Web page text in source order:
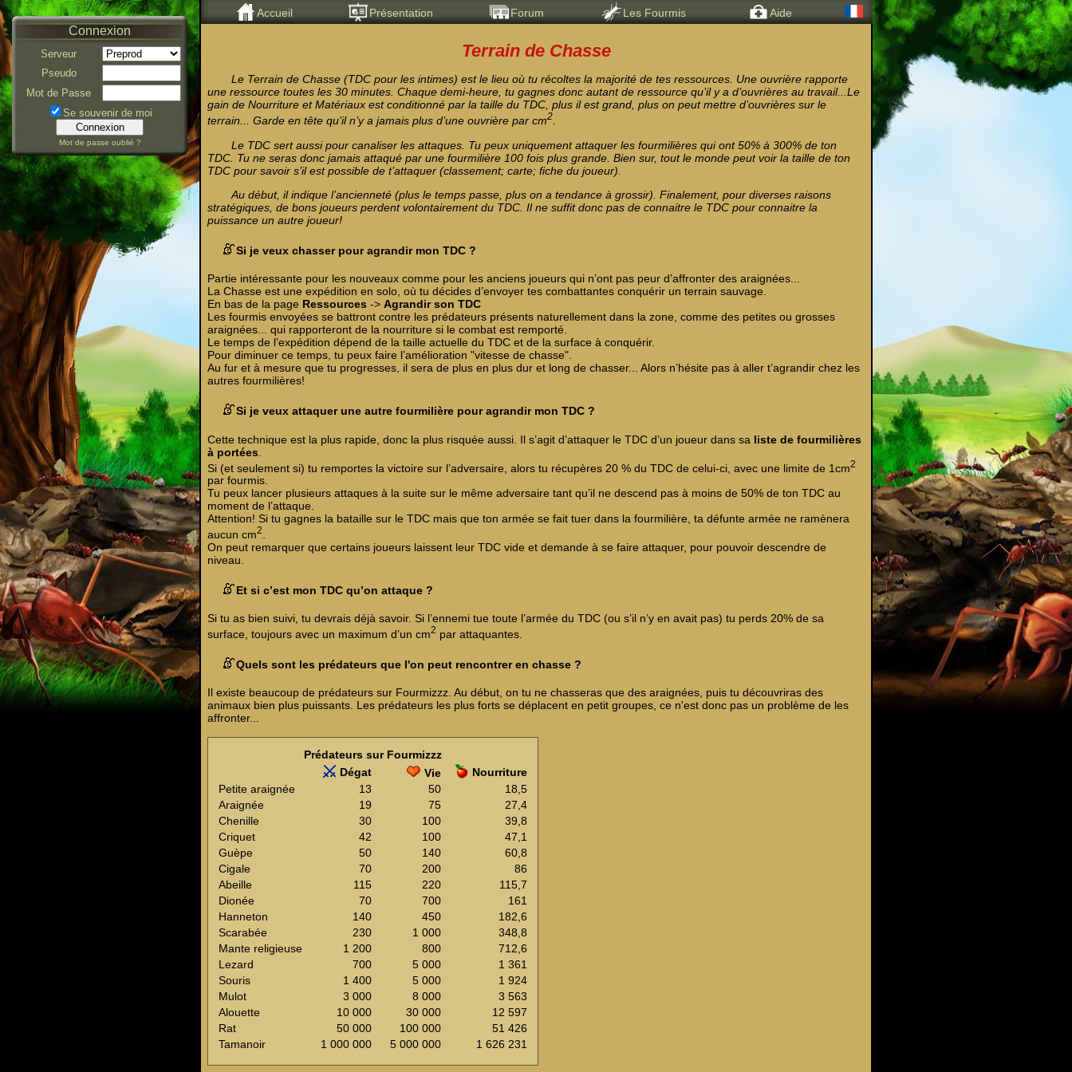
Connexion
Serveur
Pseudo
Mot de Passe
Se souvenir de moi
Mot de passe oublié ?
Accueil Présentation Forum Les Fourmis Aide
Terrain de Chasse
Le Terrain de Chasse (TDC pour les intimes) est le lieu où tu récoltes la majorité de tes ressources. Une ouvrière rapporte
une ressource toutes les 30 minutes. Chaque demi-heure, tu gagnes donc autant de ressource qu’il y a d’ouvrières au travail...Le
gain de Nourriture et Matériaux est conditionné par la taille du TDC, plus il est grand, plus on peut mettre d’ouvrières sur le
terrain... Garde en tête qu’il n’y a jamais plus d’une ouvrière par cm2
Le TDC sert aussi pour canaliser les attaques. Tu peux uniquement attaquer les fourmilières qui ont 50% à 300% de ton
TDC. Tu ne seras donc jamais attaqué par une fourmilière 100 fois plus grande. Bien sur, tout le monde peut voir la taille de ton
TDC pour savoir s’il est possible de t’attaquer (classement; carte; fiche du joueur).
Au début, il indique l’ancienneté (plus le temps passe, plus on a tendance à grossir). Finalement, pour diverses raisons
stratégiques, de bons joueurs perdent volontairement du TDC. Il ne suffit donc pas de connaitre le TDC pour connaitre la
puissance un autre joueur!
Si je veux chasser pour agrandir mon TDC ?
Partie intéressante pour les nouveaux comme pour les anciens joueurs qui n’ont pas peur d’affronter des araignées...
La Chasse est une expédition en solo, où tu décides d’envoyer tes combattantes conquérir un terrain sauvage.
En bas de la page Ressources -> Agrandir son TDC
Les fourmis envoyées se battront contre les prédateurs présents naturellement dans la zone, comme des petites ou grosses
araignées... qui rapporteront de la nourriture si le combat est remporté.
Le temps de l’expédition dépend de la taille actuelle du TDC et de la surface à conquérir.
Pour diminuer ce temps, tu peux faire l’amélioration "vitesse de chasse".
Au fur et à mesure que tu progresses, il sera de plus en plus dur et long de chasser... Alors n’hésite pas à aller t’agrandir chez les
autres fourmilières!
Si je veux attaquer une autre fourmilière pour agrandir mon TDC ?
Cette technique est la plus rapide, donc la plus risquée aussi. Il s’agit d’attaquer le TDC d’un joueur dans sa liste de fourmilières
à portées
Si (et seulement si) tu remportes la victoire sur l’adversaire, alors tu récupères 20 % du TDC de celui-ci, avec une limite de 1cm2
par fourmis.
Tu peux lancer plusieurs attaques à la suite sur le même adversaire tant qu’il ne descend pas à moins de 50% de ton TDC au
moment de l’attaque.
Attention! Si tu gagnes la bataille sur le TDC mais que ton armée se fait tuer dans la fourmilière, ta défunte armée ne ramènera
aucun cm2
On peut remarquer que certains joueurs laissent leur TDC vide et demande à se faire attaquer, pour pouvoir descendre de
niveau.
Et si c’est mon TDC qu’on attaque ?
Si tu as bien suivi, tu devrais déjà savoir. Si l’ennemi tue toute l’armée du TDC (ou s’il n’y en avait pas) tu perds 20% de sa
surface, toujours avec un maximum d’un cm2 par attaquantes.
Quels sont les prédateurs que l'on peut rencontrer en chasse ?
Il existe beaucoup de prédateurs sur Fourmizzz. Au début, on tu ne chasseras que des araignées, puis tu découvriras des
animaux bien plus puissants. Les prédateurs les plus forts se déplacent en petit groupes, ce n'est donc pas un problème de les
affronter...
Prédateurs sur Fourmizzz
Dégat
Vie
Nourriture
Petite araignée
13 50
18,5
Araignée
19 75
27,4
Chenille
30 100
39,8
Criquet
42 100
47,1
Guèpe
50 140
60,8
Cigale
70 200
86
Abeille
115 220
115,7
Dionée
70 700
161
Hanneton
140 450
182,6
Scarabée
230 1 000
348,8
Mante religieuse
1 200 800
712,6
Lezard
700 5 000
1 361
Souris
1 400 5 000
1 924
Mulot
3 000 8 000
3 563
Alouette
10 000 30 000
12 597
Rat
50 000 100 000
51 426
Tamanoir
1 000 000 5 000 000 1 626 231